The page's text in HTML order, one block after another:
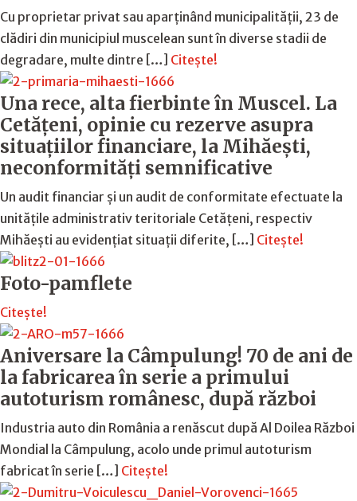
Cu proprietar privat sau aparținând municipalității, 23 de
clădiri din municipiul muscelean sunt în diverse stadii de
degradare, multe dintre […] Citește!
Una rece, alta fierbinte în Muscel. La
Cetăţeni, opinie cu rezerve asupra
situaţiilor financiare, la Mihăeşti,
neconformităţi semnificative
Un audit financiar și un audit de conformitate efectuate la
unitățile administrativ teritoriale Cetățeni, respectiv
Mihăești au evidențiat situații diferite, […] Citește!
Foto-pamflete
Citește!
Aniversare la Câmpulung! 70 de ani de
la fabricarea în serie a primului
autoturism românesc, după război
Industria auto din România a renăscut după Al Doilea Război
Mondial la Câmpulung, acolo unde primul autoturism
fabricat în serie […] Citește!